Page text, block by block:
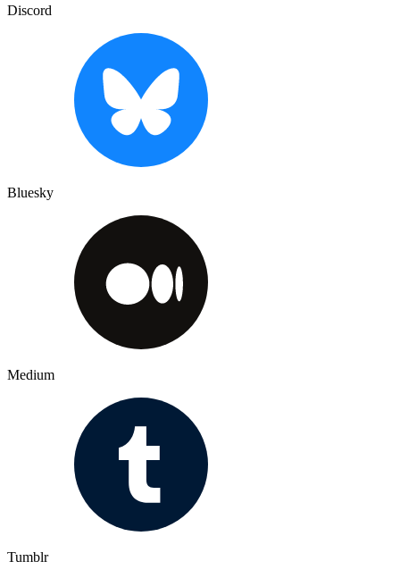
Discord
Bluesky
Medium
Tumblr